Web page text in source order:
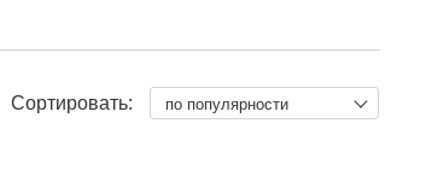
Сортировать: по популярности